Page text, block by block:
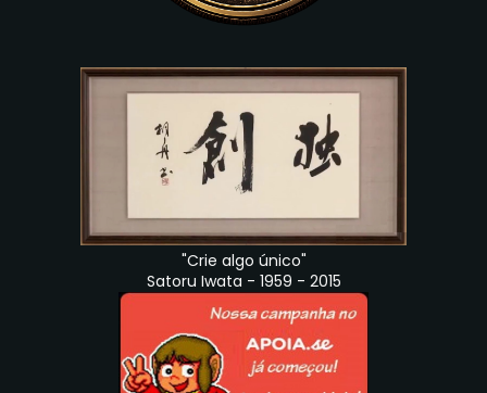
"Crie algo único"
Satoru Iwata - 1959 - 2015